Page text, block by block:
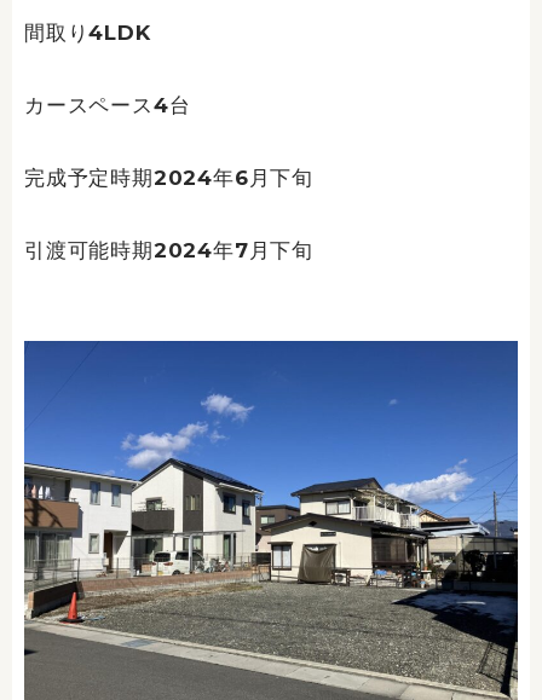
間取り4LDK
カースペース4台
完成予定時期2024年6月下旬
引渡可能時期2024年7月下旬